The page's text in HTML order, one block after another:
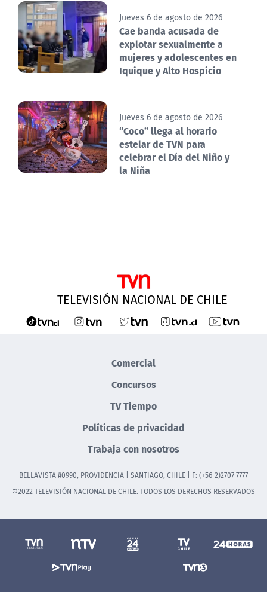
Jueves 6 de agosto de 2026
Cae banda acusada de
explotar sexualmente a
mujeres y adolescentes en
Iquique y Alto Hospicio
Jueves 6 de agosto de 2026
“Coco” llega al horario
estelar de TVN para
celebrar el Día del Niño y
la Niña
TELEVISIÓN NACIONAL DE CHILE
Comercial
Concursos
TV Tiempo
Políticas de privacidad
Trabaja con nosotros
BELLAVISTA #0990, PROVIDENCIA | SANTIAGO, CHILE | F: (+56-2)2707 7777
©2022 TELEVISIÓN NACIONAL DE CHILE. TODOS LOS DERECHOS RESERVADOS